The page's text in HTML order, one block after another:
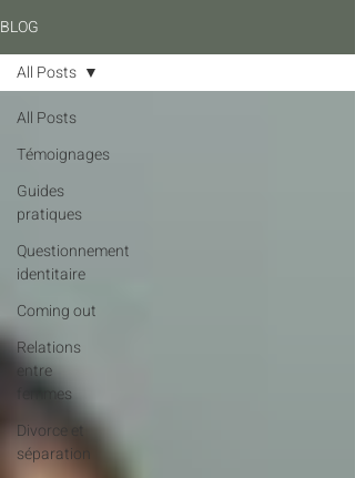
BLOG
All Posts
Témoignages
Guides
pratiques
Questionnement
identitaire
Coming out
Relations
entre
femmes
Divorce et
séparation
All Posts